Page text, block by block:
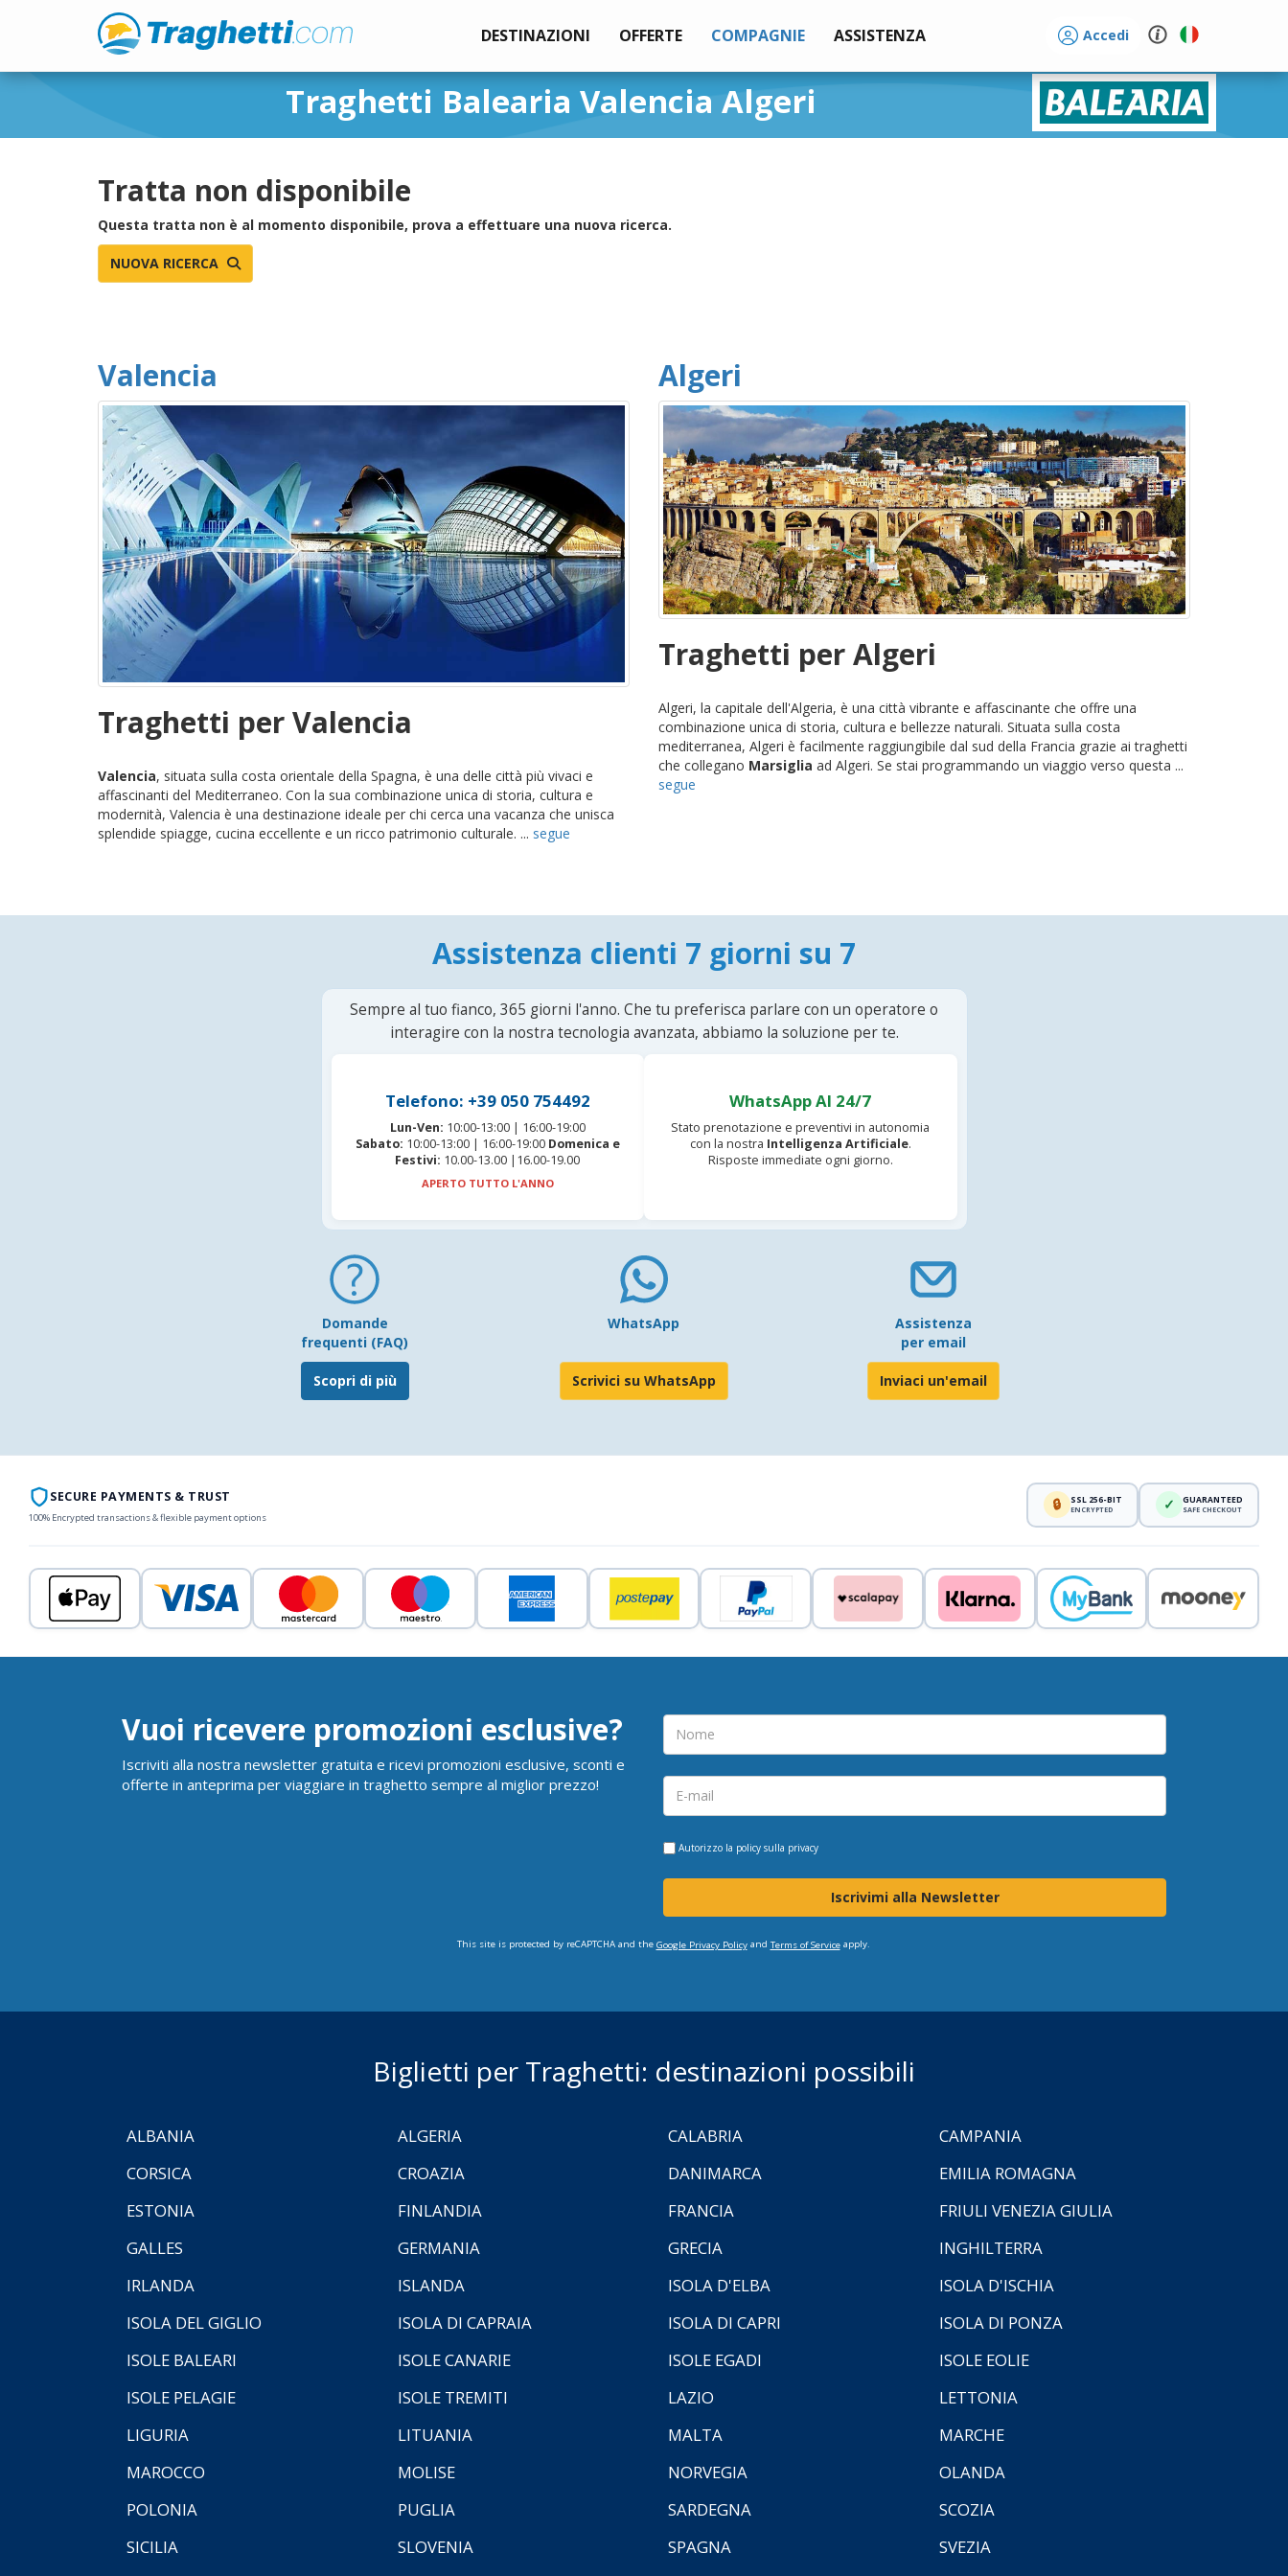
DESTINAZIONI OFFERTE COMPAGNIE ASSISTENZA Accedi
Traghetti Balearia Valencia Algeri
Tratta non disponibile
Questa tratta non è al momento disponibile, prova a effettuare una nuova ricerca.
NUOVA RICERCA
Valencia
Traghetti per Valencia
Valencia, situata sulla costa orientale della Spagna, è una delle città più vivaci e
affascinanti del Mediterraneo. Con la sua combinazione unica di storia, cultura e
modernità, Valencia è una destinazione ideale per chi cerca una vacanza che unisca
splendide spiagge, cucina eccellente e un ricco patrimonio culturale. ... segue
Algeri
Traghetti per Algeri
Algeri, la capitale dell'Algeria, è una città vibrante e affascinante che offre una
combinazione unica di storia, cultura e bellezze naturali. Situata sulla costa
mediterranea, Algeri è facilmente raggiungibile dal sud della Francia grazie ai traghetti
che collegano Marsiglia ad Algeri. Se stai programmando un viaggio verso questa ...
segue
Assistenza clienti 7 giorni su 7
Sempre al tuo fianco, 365 giorni l'anno. Che tu preferisca parlare con un operatore o
interagire con la nostra tecnologia avanzata, abbiamo la soluzione per te.
Telefono: +39 050 754492
Lun-Ven: 10:00-13:00 | 16:00-19:00
Sabato: 10:00-13:00 | 16:00-19:00 Domenica e
Festivi: 10.00-13.00 |16.00-19.00
APERTO TUTTO L'ANNO
WhatsApp AI 24/7
Stato prenotazione e preventivi in autonomia
con la nostra Intelligenza Artificiale.
Risposte immediate ogni giorno.
Domande
frequenti (FAQ)
Scopri di più
WhatsApp
Scrivici su WhatsApp
Assistenza
per email
Inviaci un'email
SECURE PAYMENTS & TRUST
100% Encrypted transactions & flexible payment options
🔒 SSL 256-BIT
ENCRYPTED ✓ GUARANTEED
SAFE CHECKOUT
Vuoi ricevere promozioni esclusive?
Iscriviti alla nostra newsletter gratuita e ricevi promozioni esclusive, sconti e
offerte in anteprima per viaggiare in traghetto sempre al miglior prezzo!
Autorizzo la policy sulla privacy
Iscrivimi alla Newsletter
This site is protected by reCAPTCHA and the Google Privacy Policyand Terms of Serviceapply.
Biglietti per Traghetti: destinazioni possibili
ALBANIA ALGERIA CALABRIA
CAMPANIA
CORSICA
CROAZIA DANIMARCA
EMILIA ROMAGNA
ESTONIA
FINLANDIA FRANCIA
FRIULI VENEZIA GIULIA
GALLES
GERMANIA GRECIA
INGHILTERRA
IRLANDA
ISLANDA ISOLA D'ELBA
ISOLA D'ISCHIA
ISOLA DEL GIGLIO
ISOLA DI CAPRAIA ISOLA DI CAPRI
ISOLA DI PONZA
ISOLE BALEARI
ISOLE CANARIE ISOLE EGADI
ISOLE EOLIE
ISOLE PELAGIE
ISOLE TREMITI LAZIO
LETTONIA
LIGURIA
LITUANIA MALTA
MARCHE
MAROCCO
MOLISE NORVEGIA
OLANDA
POLONIA
PUGLIA SARDEGNA
SCOZIA
SICILIA
SLOVENIA SPAGNA
SVEZIA